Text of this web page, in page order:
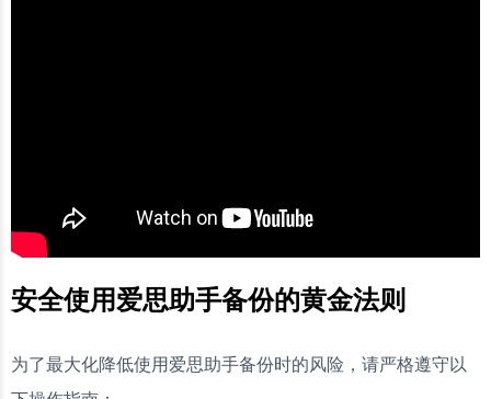
安全使用爱思助手备份的黄金法则
为了最大化降低使用爱思助手备份时的风险，请严格遵守以